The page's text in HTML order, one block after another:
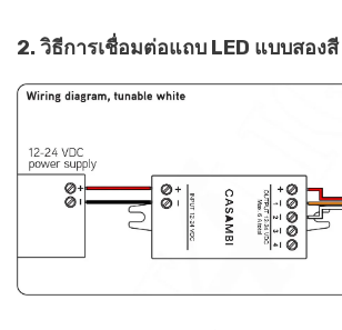
2. วิธีการเชื่อมต่อแถบ LED แบบสองสี